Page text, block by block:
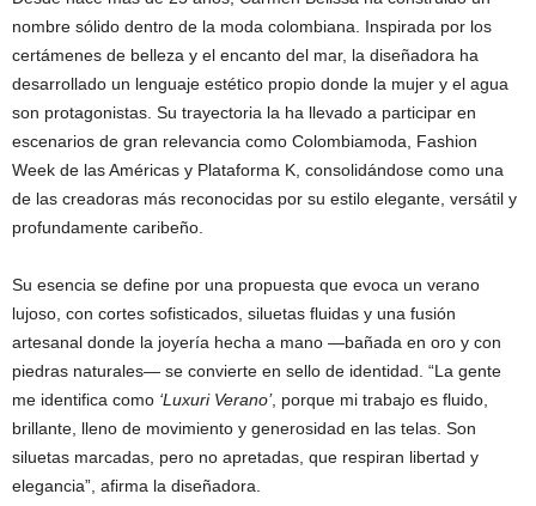
nombre sólido dentro de la moda colombiana. Inspirada por los
certámenes de belleza y el encanto del mar, la diseñadora ha
desarrollado un lenguaje estético propio donde la mujer y el agua
son protagonistas. Su trayectoria la ha llevado a participar en
escenarios de gran relevancia como Colombiamoda, Fashion
Week de las Américas y Plataforma K, consolidándose como una
de las creadoras más reconocidas por su estilo elegante, versátil y
profundamente caribeño.
Su esencia se define por una propuesta que evoca un verano
lujoso, con cortes sofisticados, siluetas fluidas y una fusión
artesanal donde la joyería hecha a mano —bañada en oro y con
piedras naturales— se convierte en sello de identidad. “La gente
me identifica como ‘Luxuri Verano’, porque mi trabajo es fluido,
brillante, lleno de movimiento y generosidad en las telas. Son
siluetas marcadas, pero no apretadas, que respiran libertad y
elegancia”, afirma la diseñadora.